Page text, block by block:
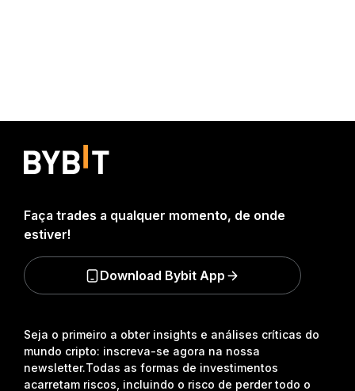
Seja o primeiro a obter insights e análises críticas do
mundo cripto: inscreva-se agora na nossa
newsletter.Todas as formas de investimentos
acarretam riscos, incluindo o risco de perder todo o
Faça trades a qualquer momento, de onde
estiver!
Download Bybit App